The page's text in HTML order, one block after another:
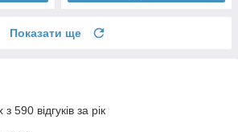
Показати ще
590 відгуків за рік